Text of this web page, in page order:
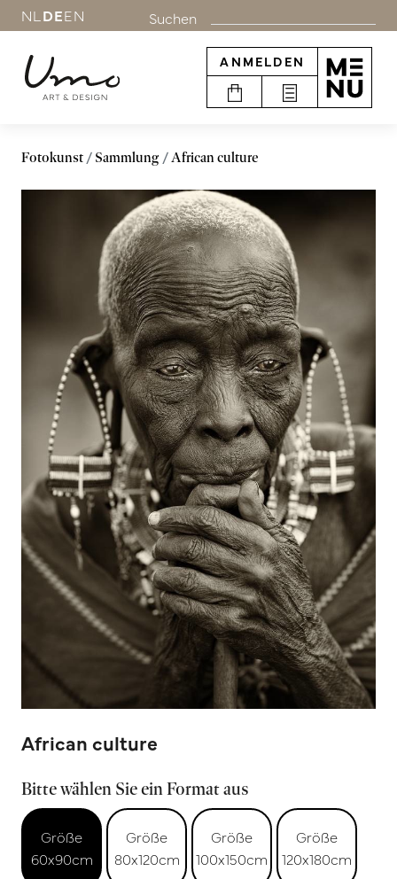
NL DEEN Suchen
ANMELDEN
Fotokunst Sammlung African culture
African culture
Bitte wählen Sie ein Format aus
Größe
60x90cm
Größe
80x120cm
Größe
100x150cm
Größe
120x180cm